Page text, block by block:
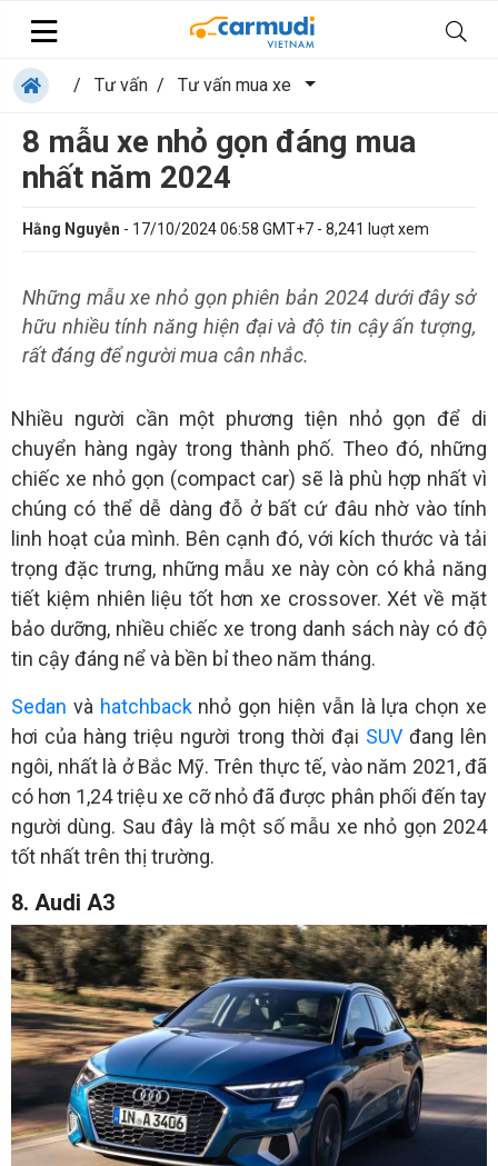
/ Tư vấn / Tư vấn mua xe
8 mẫu xe nhỏ gọn đáng mua
nhất năm 2024
Hằng Nguyễn - 17/10/2024 06:58 GMT+7 - 8,241 luợt xem
Những mẫu xe nhỏ gọn phiên bản 2024 dưới đây sở
hữu nhiều tính năng hiện đại và độ tin cậy ấn tượng,
rất đáng để người mua cân nhắc.
Nhiều người cần một phương tiện nhỏ gọn để di
chuyển hàng ngày trong thành phố. Theo đó, những
chiếc xe nhỏ gọn (compact car) sẽ là phù hợp nhất vì
chúng có thể dễ dàng đỗ ở bất cứ đâu nhờ vào tính
linh hoạt của mình. Bên cạnh đó, với kích thước và tải
trọng đặc trưng, những mẫu xe này còn có khả năng
tiết kiệm nhiên liệu tốt hơn xe crossover. Xét về mặt
bảo dưỡng, nhiều chiếc xe trong danh sách này có độ
tin cậy đáng nể và bền bỉ theo năm tháng.
Sedan và hatchbacknhỏ gọn hiện vẫn là lựa chọn xe
hơi của hàng triệu người trong thời đại SUVđang lên
ngôi, nhất là ở Bắc Mỹ. Trên thực tế, vào năm 2021, đã
có hơn 1,24 triệu xe cỡ nhỏ đã được phân phối đến tay
người dùng. Sau đây là một số mẫu xe nhỏ gọn 2024
tốt nhất trên thị trường.
8. Audi A3